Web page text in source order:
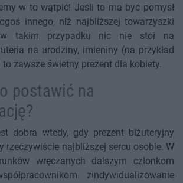
w to wątpić! Jeśli to ma być pomysł
innego, niż najbliższej towarzyszki
w takim przypadku nic nie stoi na
na urodziny, imieniny (na przykład
zawsze świetny prezent dla kobiety.
postawić na
dobra wtedy, gdy prezent biżuteryjny
rzeczywiście najbliższej sercu osobie. W
wręczanych dalszym członkom
zindywidualizowanie